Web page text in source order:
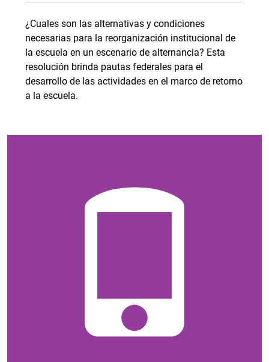
¿Cuales son las alternativas y condiciones
necesarias para la reorganización institucional de
la escuela en un escenario de alternancia? Esta
resolución brinda pautas federales para el
desarrollo de las actividades en el marco de retorno
a la escuela.